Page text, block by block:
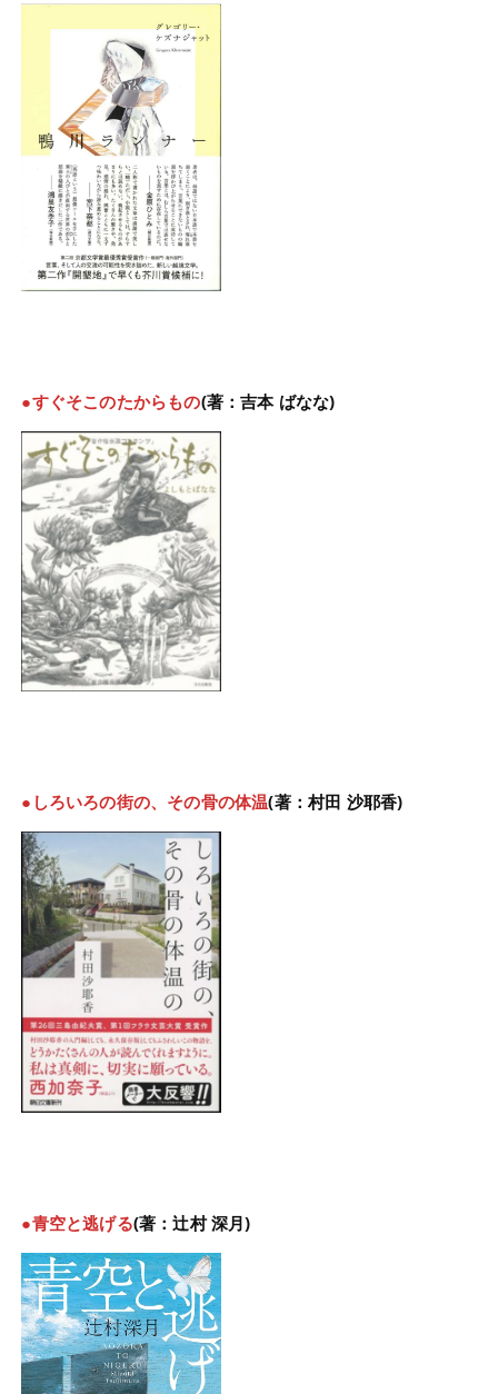
●すぐそこのたからもの(著：吉本 ばなな)
●しろいろの街の、その骨の体温(著：村田 沙耶香)
●青空と逃げる(著：辻村 深月)